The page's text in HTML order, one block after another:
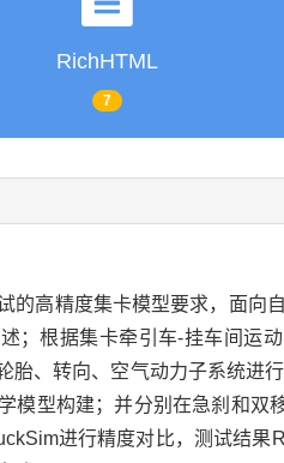
RichHTML
7
的高精度集卡模型要求，面向
；根据集卡牵引车-挂车间运
胎、转向、空气动力子系统进
模型构建；并分别在急刹和
进行精度对比，测试结